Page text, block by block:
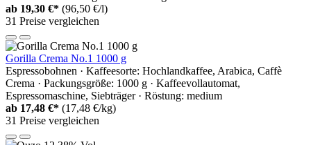
ab 19,30 €* (96,50 €/l)
31 Preise vergleichen
Gorilla Crema No.1 1000 g
Espressobohnen · Kaffeesorte: Hochlandkaffee, Arabica, Caffè
Crema · Packungsgröße: 1000 g · Kaffeevollautomat,
Espressomaschine, Siebträger · Röstung: medium
ab 17,48 €* (17,48 €/kg)
31 Preise vergleichen